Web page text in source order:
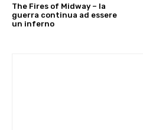
The Fires of Midway – la
guerra continua ad essere
un inferno